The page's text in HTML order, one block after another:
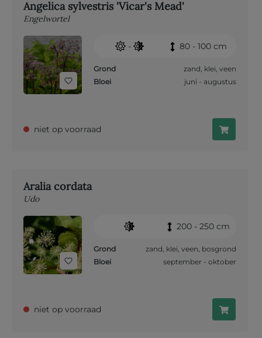
Angelica sylvestris 'Vicar's Mead'
Engelwortel
- 80 - 100 cm
Grond zand, klei, veen
Bloei
juni - augustus
niet op voorraad
Aralia cordata
Udo
200 - 250 cm
Grond zand, klei, veen, bosgrond
Bloei
september - oktober
niet op voorraad